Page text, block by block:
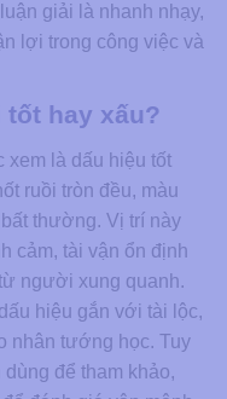
giải là nhanh nhạy,
lợi trong công việc và
hay xấu?
là dấu hiệu tốt
ruồi tròn đều, màu
thường. Vị trí này
cảm, tài vận ổn định
người xung quanh.
hiệu gắn với tài lộc,
nhân tướng học. Tuy
để tham khảo,